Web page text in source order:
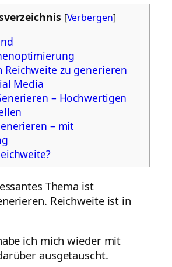
[Verbergen]
Reichweite zu generieren
Media
– Hochwertigen
– mit
Thema ist
Reichweite ist in
ich mich wieder mit
ausgetauscht.